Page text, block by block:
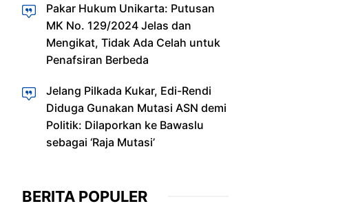
Pakar Hukum Unikarta: Putusan
MK No. 129/2024 Jelas dan
Mengikat, Tidak Ada Celah untuk
Penafsiran Berbeda
Jelang Pilkada Kukar, Edi-Rendi
Diduga Gunakan Mutasi ASN demi
Politik: Dilaporkan ke Bawaslu
sebagai ‘Raja Mutasi’
BERITA POPULER